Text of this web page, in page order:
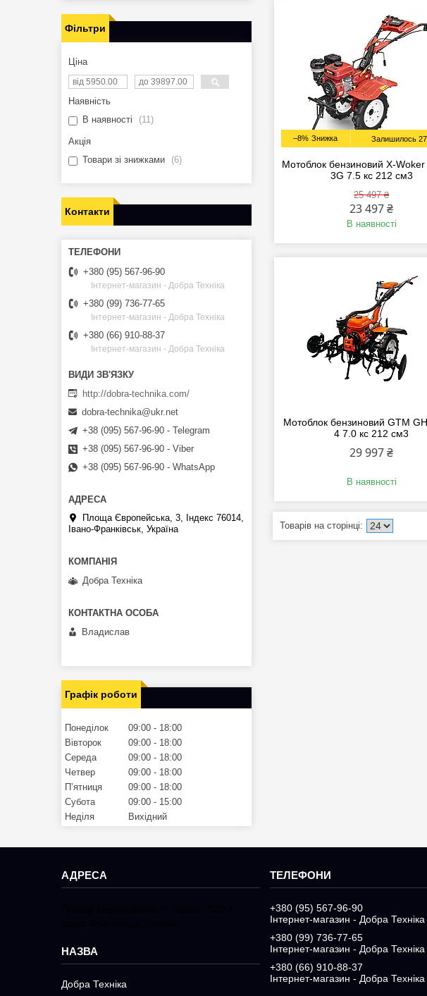
–8% Залишилось 27
Мотоблок бензиновий X-
3G 7.5 кc 212 см3
25 497 ₴
23 497 ₴
В наявності
Мотоблок бензиновий GTM
4 7.0 кс 212 см3
29 997 ₴
В наявності
Фільтри
Ціна
Наявність
В наявності
11
Акція
Товари зі знижками
6
Контакти
+380 (95) 567-96-90
Інтернет-магазин - Добра Техніка
+380 (99) 736-77-65
Інтернет-магазин - Добра Техніка
+380 (66) 910-88-37
Інтернет-магазин - Добра Техніка
http://dobra-technika.com/
dobra-technika@ukr.net
+38 (095) 567-96-90 - Telegram
+38 (095) 567-96-90 - Viber
+38 (095) 567-96-90 - WhatsApp
Площа Європейська, 3, Індекс 76014,
Івано-Франківськ, Україна
Добра Техніка
Владислав
Графік роботи
Понеділок 09:00
18:00
Вівторок
09:00
18:00
Середа
09:00
18:00
Четвер
09:00
18:00
Пʼятниця
09:00
18:00
Субота
09:00
15:00
Неділя
Вихідний
Добра Техніка
+380 (95) 567-96-90
Інтернет-магазин - Добра Техніка
+380 (99) 736-77-65
Інтернет-магазин - Добра Техніка
+380 (66) 910-88-37
Інтернет-магазин - Добра Техніка